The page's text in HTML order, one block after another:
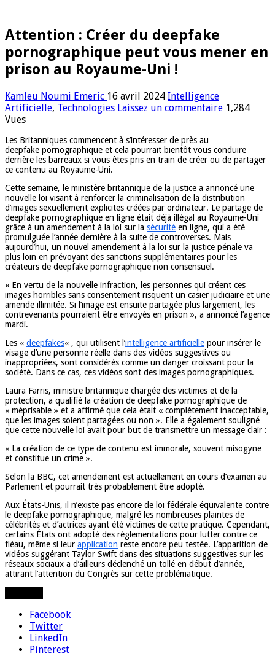
Attention : Créer du deepfake
pornographique peut vous mener en
prison au Royaume-Uni !
Kamleu Noumi Emeric 16 avril 2024 Intelligence
Artificielle, Technologies Laissez un commentaire 1,284
Vues
Les Britanniques commencent à s’intéresser de près au
deepfake pornographique et cela pourrait bientôt vous conduire
derrière les barreaux si vous êtes pris en train de créer ou de partager
ce contenu au Royaume-Uni.
Cette semaine, le ministère britannique de la justice a annoncé une
nouvelle loi visant à renforcer la criminalisation de la distribution
d’images sexuellement explicites créées par ordinateur. Le partage de
deepfake pornographique en ligne était déjà illégal au Royaume-Uni
grâce à un amendement à la loi sur la sécurité en ligne, qui a été
promulguée l’année dernière à la suite de controverses. Mais
aujourd’hui, un nouvel amendement à la loi sur la justice pénale va
plus loin en prévoyant des sanctions supplémentaires pour les
créateurs de deepfake pornographique non consensuel.
« En vertu de la nouvelle infraction, les personnes qui créent ces
images horribles sans consentement risquent un casier judiciaire et une
amende illimitée. Si l’image est ensuite partagée plus largement, les
contrevenants pourraient être envoyés en prison », a annoncé l’agence
mardi.
Les « deepfakes« , qui utilisent l’intelligence artificielle pour insérer le
visage d’une personne réelle dans des vidéos suggestives ou
inappropriées, sont considérés comme un danger croissant pour la
société. Dans ce cas, ces vidéos sont des images pornographiques.
Laura Farris, ministre britannique chargée des victimes et de la
protection, a qualifié la création de deepfake pornographique de
« méprisable » et a affirmé que cela était « complètement inacceptable,
que les images soient partagées ou non ». Elle a également souligné
que cette nouvelle loi avait pour but de transmettre un message clair :
« La création de ce type de contenu est immorale, souvent misogyne
et constitue un crime ».
Selon la BBC, cet amendement est actuellement en cours d’examen au
Parlement et pourrait très probablement être adopté.
Aux États-Unis, il n’existe pas encore de loi fédérale équivalente contre
le deepfake pornographique, malgré les nombreuses plaintes de
célébrités et d’actrices ayant été victimes de cette pratique. Cependant,
certains États ont adopté des réglementations pour lutter contre ce
fléau, même si leur application reste encore peu testée. L’apparition de
vidéos suggérant Taylor Swift dans des situations suggestives sur les
réseaux sociaux a d’ailleurs déclenché un tollé en début d’année,
attirant l’attention du Congrès sur cette problématique.
Facebook
Twitter
LinkedIn
Pinterest